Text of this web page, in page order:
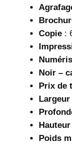
Copie :
Noir –
Prix de
Poids